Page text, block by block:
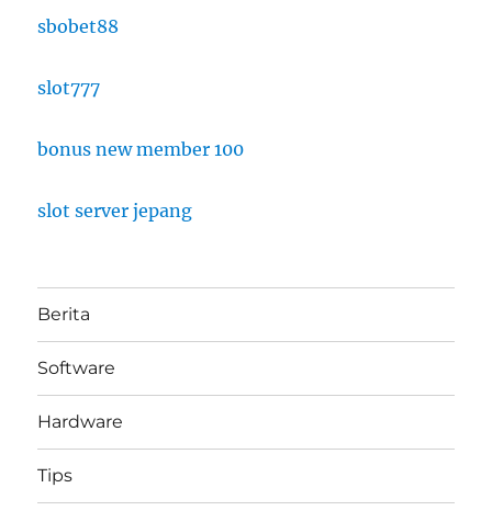
sbobet88
slot777
bonus new member 100
slot server jepang
Berita
Software
Hardware
Tips